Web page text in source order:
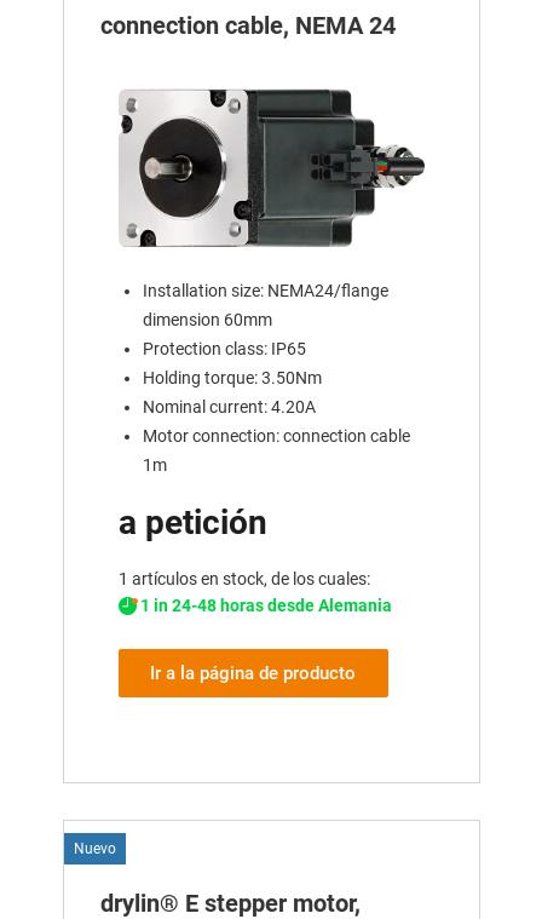
connection cable, NEMA 24
Installation size: NEMA24/flange
dimension 60mm
Protection class: IP65
Holding torque: 3.50Nm
Nominal current: 4.20A
Motor connection: connection cable
1m
a petición
1 artículos en stock, de los cuales:
1 in 24-48 horas desde Alemania
Ir a la página de producto
Nuevo
drylin® E stepper motor,